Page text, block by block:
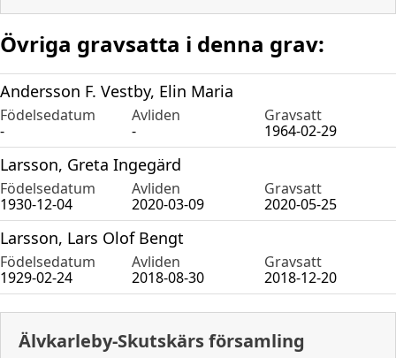
Övriga gravsatta i denna grav:
Andersson F. Vestby, Elin Maria
Födelsedatum Avliden
Gravsatt
-
- 1964-02-29
Larsson, Greta Ingegärd
Födelsedatum Avliden
Gravsatt
1930-12-04
2020-03-09 2020-05-25
Larsson, Lars Olof Bengt
Födelsedatum Avliden
Gravsatt
1929-02-24
2018-08-30 2018-12-20
Älvkarleby-Skutskärs församling